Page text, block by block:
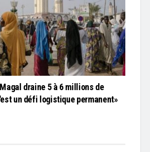
draine 5 à 6 millions de
un défi logistique permanent»